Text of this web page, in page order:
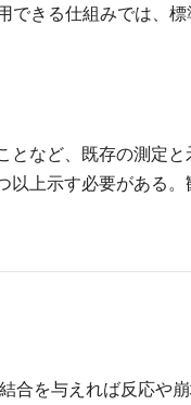
できる仕組みでは、
となど、既存の測定
以上示す必要がある
合を与えれば反応や